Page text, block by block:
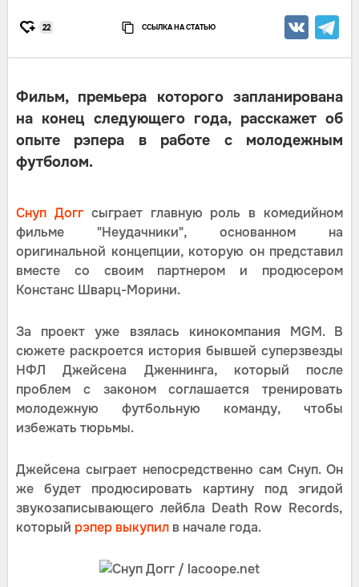
22 ССЫЛКА НА СТАТЬЮ
Фильм, премьера которого запланирована
на конец следующего года, расскажет об
опыте рэпера в работе с молодежным
футболом.
Снуп Доггсыграет главную роль в комедийном
фильме "Неудачники", основанном на
оригинальной концепции, которую он представил
вместе со своим партнером и продюсером
Констанс Шварц-Морини.
За проект уже взялась кинокомпания MGM. В
сюжете раскроется история бывшей суперзвезды
НФЛ Джейсена Дженнинга, который после
проблем с законом соглашается тренировать
молодежную футбольную команду, чтобы
избежать тюрьмы.
Джейсена сыграет непосредственно сам Снуп. Он
же будет продюсировать картину под эгидой
звукозаписывающего лейбла Death Row Records,
который рэпер выкупил в начале года.